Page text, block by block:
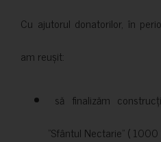
Cu ajutorul donatorilor, în
am reușit:
să finalizăm
”Sfântul Nectarie” (